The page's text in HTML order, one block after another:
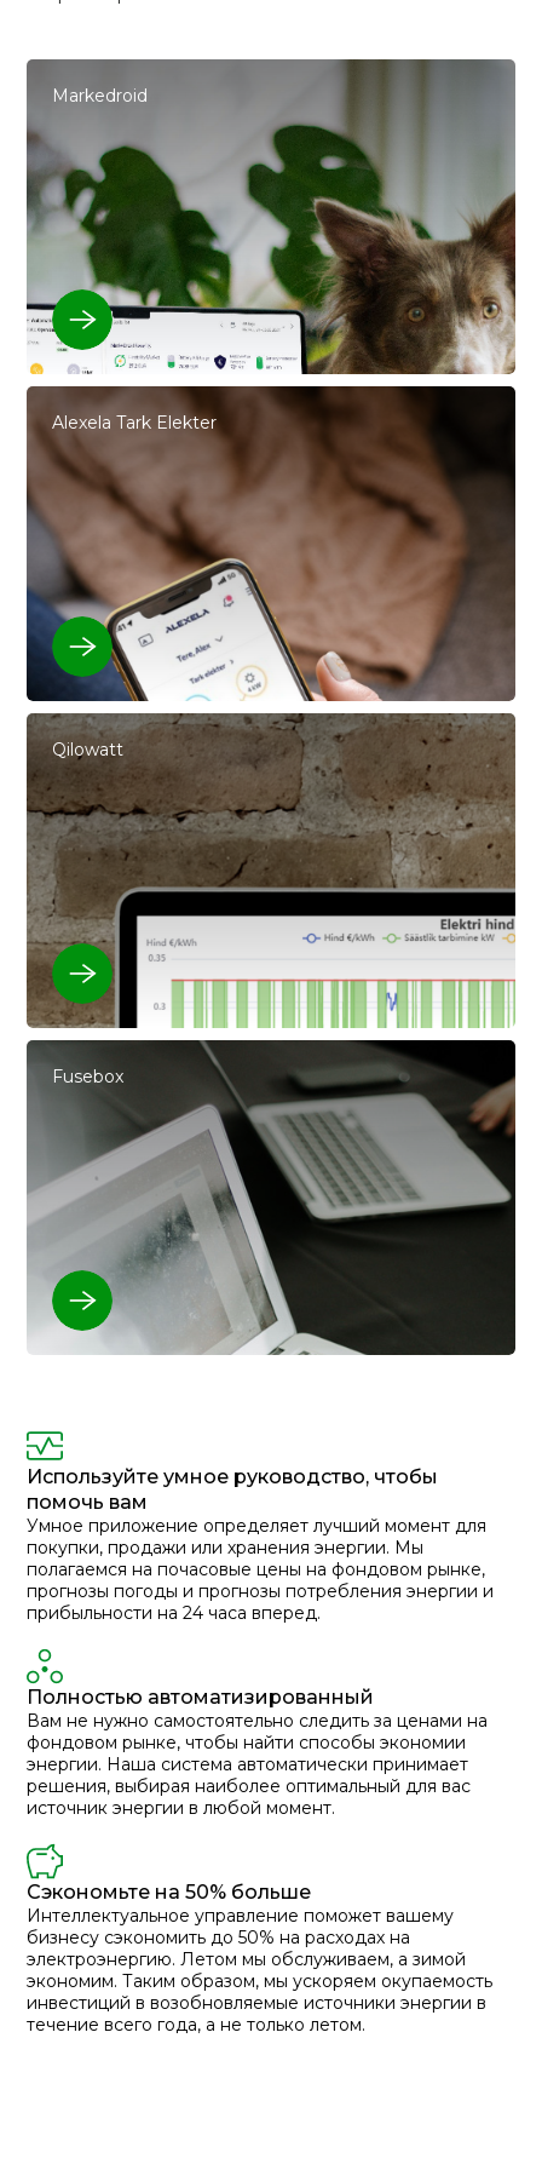
Markedroid
Alexela Tark Elekter
Qilowatt
Fusebox
Используйте умное руководство, чтобы
помочь вам
Умное приложение определяет лучший момент для
покупки, продажи или хранения энергии. Мы
полагаемся на почасовые цены на фондовом рынке,
прогнозы погоды и прогнозы потребления энергии и
прибыльности на 24 часа вперед.
Полностью автоматизированный
Вам не нужно самостоятельно следить за ценами на
фондовом рынке, чтобы найти способы экономии
энергии. Наша система автоматически принимает
решения, выбирая наиболее оптимальный для вас
источник энергии в любой момент.
Сэкономьте на 50% больше
Интеллектуальное управление поможет вашему
бизнесу сэкономить до 50% на расходах на
электроэнергию. Летом мы обслуживаем, а зимой
экономим. Таким образом, мы ускоряем окупаемость
инвестиций в возобновляемые источники энергии в
течение всего года, а не только летом.